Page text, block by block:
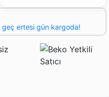
geç ertesi gün kargoda!